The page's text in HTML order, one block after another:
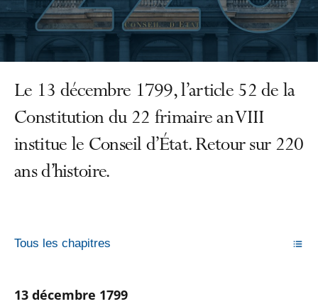
Le 13 décembre 1799, l’article 52 de la
Constitution du 22 frimaire an VIII
institue le Conseil d’État. Retour sur 220
ans d’histoire.
Tous les chapitres
13 décembre 1799